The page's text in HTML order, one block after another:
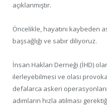
açıklanmıştır.
Öncelikle, hayatını kaybeden
başsağlığı ve sabır diliyoruz.
İnsan Hakları Derneği (İHD)
ilerleyebilmesi ve olası
defalarca askeri
adımların hızla atılması